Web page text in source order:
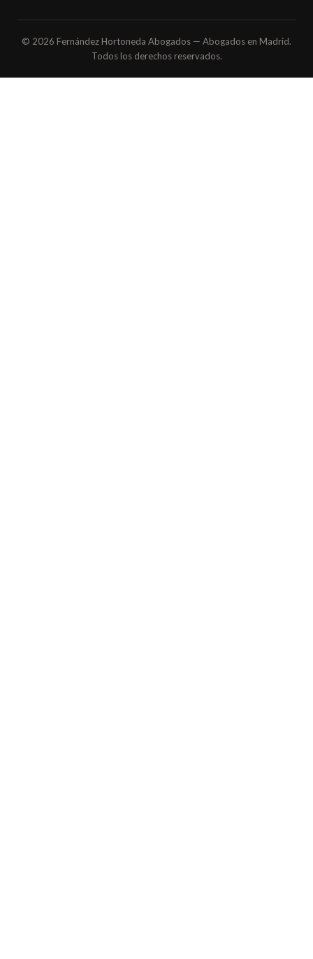
© 2026 Fernández Hortoneda Abogados — Abogados en Madrid.
Todos los derechos reservados.